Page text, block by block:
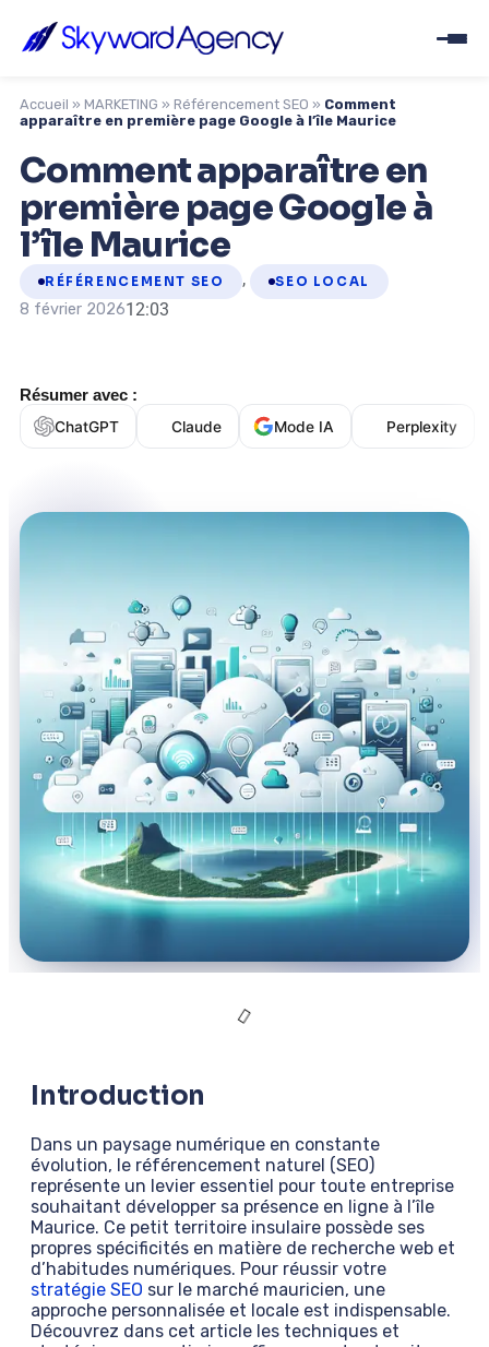
Accueil » MARKETING » Référencement SEO » Comment
apparaître en première page Google à l’île Maurice
Comment apparaître en
première page Google à
l’île Maurice
RÉFÉRENCEMENT SEO , SEO LOCAL
8 février 202612:03
Résumer avec :
ChatGPT Claude Mode IA Perplexity
Introduction
Dans un paysage numérique en constante
évolution, le référencement naturel (SEO)
représente un levier essentiel pour toute entreprise
souhaitant développer sa présence en ligne à l’île
Maurice. Ce petit territoire insulaire possède ses
propres spécificités en matière de recherche web et
d’habitudes numériques. Pour réussir votre
stratégie SEO sur le marché mauricien, une
approche personnalisée et locale est indispensable.
Découvrez dans cet article les techniques et